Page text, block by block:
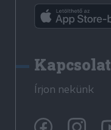
Kapcsolat
Írjon nekünk